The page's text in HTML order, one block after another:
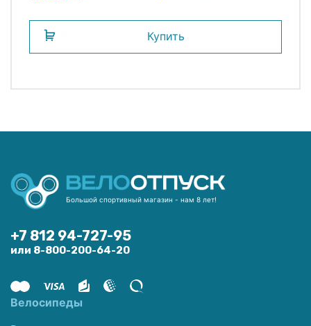
Купить
Большой спортивный магазин - нам 8 лет!
+7 812 94-727-95
или 8-800-200-64-20
Велосипеды